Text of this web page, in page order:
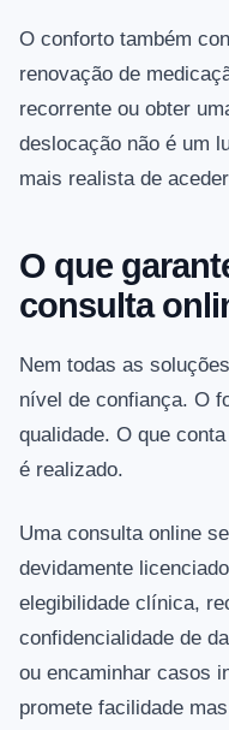
O conforto também
renovação de
recorrente ou obter
deslocação não é um
mais realista de
O que
consulta
Nem todas as
nível de confiança. O
qualidade. O que
é realizado.
Uma consulta online
devidamente
elegibilidade clínica,
confidencialidade de
ou encaminhar casos
promete facilidade